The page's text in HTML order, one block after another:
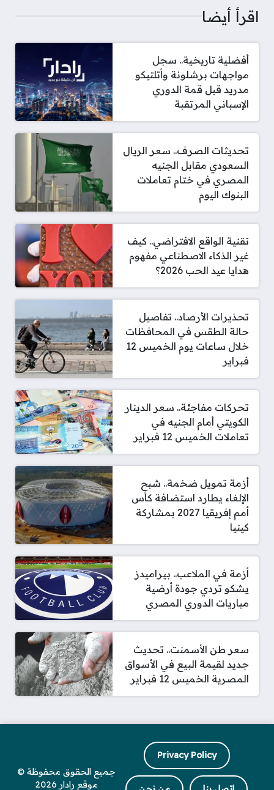
اقرأ أيضا
أفضلية تاريخية.. سجل
مواجهات برشلونة وأتلتيكو
مدريد قبل قمة الدوري
الإسباني المرتقبة
تحديثات الصرف.. سعر الريال
السعودي مقابل الجنيه
المصري في ختام تعاملات
البنوك اليوم
تقنية الواقع الافتراضي.. كيف
غير الذكاء الاصطناعي مفهوم
هدايا عيد الحب 2026؟
تحذيرات الأرصاد.. تفاصيل
حالة الطقس في المحافظات
خلال ساعات يوم الخميس 12
فبراير
تحركات مفاجئة.. سعر الدينار
الكويتي أمام الجنيه في
تعاملات الخميس 12 فبراير
أزمة تمويل ضخمة.. شبح
الإلغاء يطارد استضافة كأس
أمم إفريقيا 2027 بمشاركة
كينيا
أزمة في الملاعب.. بيراميدز
يشكو تردي جودة أرضية
مباريات الدوري المصري
سعر طن الأسمنت.. تحديث
جديد لقيمة البيع في الأسواق
المصرية الخميس 12 فبراير
Privacy Policy
جميع الحقوق محفوظة ©
موقع رادار 2026